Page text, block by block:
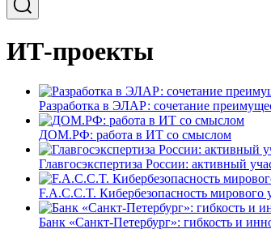
ИТ-проекты
Разработка в ЭЛАР: сочетание
ДОМ.РФ: работа в ИТ со смыслом
Главгосэкспертиза России: активный
F.A.C.C.T. Кибербезопасность мирового
Банк «Санкт-Петербург»: гибкость и